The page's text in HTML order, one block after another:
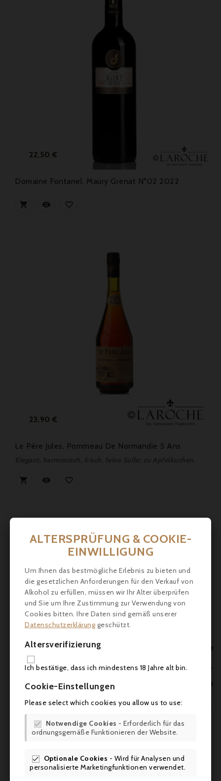
Preis
22,50 €
Domaine Fontanel, Maury Grenat N°02 2022
  
Preis
23,90 €
Le Père Jules, Pommeau De Normandie 5 Ans
  
Preis
Domaine Des Richards, Muscat De Beaumes De
Venise 2021
Harmonische Frucht und Süße, animierend im Abgang; zum
Dessert.
ALTERSPRÜFUNG & COOKIE-
EINWILLIGUNG
Um Ihnen das bestmögliche Erlebnis zu bieten und
die gesetzlichen Anforderungen für den Verkauf von
Alkohol zu erfüllen, müssen wir Ihr Alter überprüfen
und Sie um Ihre Zustimmung zur Verwendung von
Cookies bitten. Ihre Daten sind gemäß unserer
Datenschutzerklärung geschützt.
Altersverifizierung
Ich bestätige, dass ich mindestens 18 Jahre alt bin.
Cookie-Einstellungen
Please select which cookies you allow us to use:
 Notwendige Cookies - Erforderlich für das
ordnungsgemäße Funktionieren der Website.
 Optionale Cookies - Wird für Analysen und
personalisierte Marketingfunktionen verwendet.